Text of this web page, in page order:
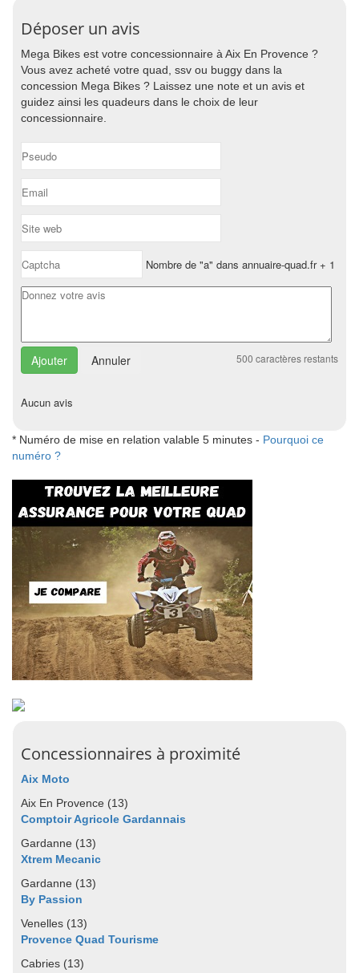
Déposer un avis
Mega Bikes est votre concessionnaire à Aix En Provence ?
Vous avez acheté votre quad, ssv ou buggy dans la
concession Mega Bikes ? Laissez une note et un avis et
guidez ainsi les quadeurs dans le choix de leur
concessionnaire.
Nombre de "a" dans annuaire-quad.fr + 1
Annuler 500 caractères restants
Aucun avis
* Numéro de mise en relation valable 5 minutes - Pourquoi ce
numéro ?
Concessionnaires à proximité
Aix Moto
Aix En Provence (13)
Comptoir Agricole Gardannais
Gardanne (13)
Xtrem Mecanic
Gardanne (13)
By Passion
Venelles (13)
Provence Quad Tourisme
Cabries (13)